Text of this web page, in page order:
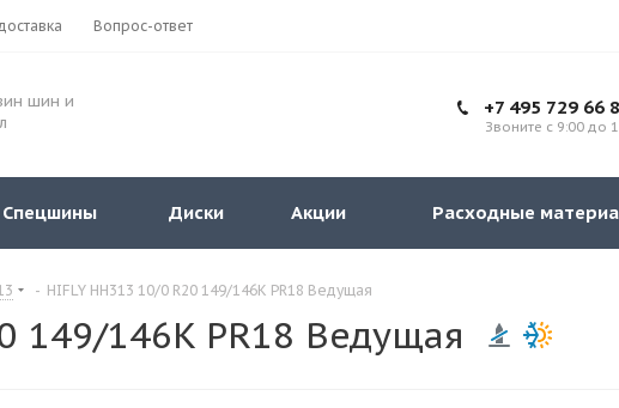
Вопрос-ответ
шин и
+7 495 729 66
Звоните с 9:00 до
Спецшины Диски Акции Расходные
- HIFLY HH313 10/0 R20 149/146K PR18 Ведущая
149/146K PR18 Ведущая